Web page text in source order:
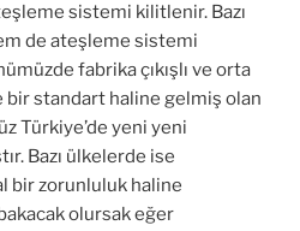
sistemi kilitlenir. Bazı
de ateşleme sistemi
fabrika çıkışlı ve orta
bir standart haline gelmiş olan
Türkiye’de yeni yeni
Bazı ülkelerde ise
bir zorunluluk haline
olursak eğer